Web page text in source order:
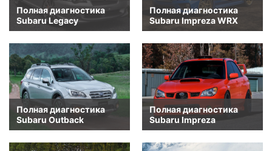
Полная диагностика
Subaru Legacy
Полная диагностика
Subaru Impreza WRX
Полная диагностика
Subaru Outback
Полная диагностика
Subaru Impreza